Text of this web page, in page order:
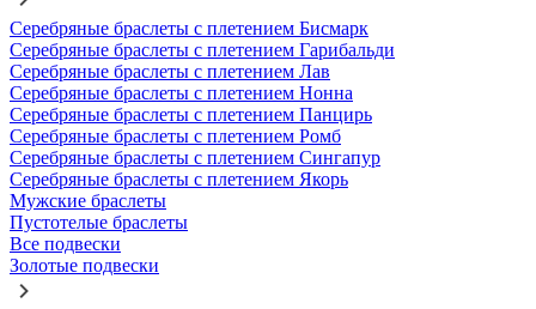
Серебряные браслеты с плетением Бисмарк
Серебряные браслеты с плетением Гарибальди
Серебряные браслеты с плетением Лав
Серебряные браслеты с плетением Нонна
Серебряные браслеты с плетением Панцирь
Серебряные браслеты с плетением Ромб
Серебряные браслеты с плетением Сингапур
Серебряные браслеты с плетением Якорь
Мужские браслеты
Пустотелые браслеты
Все подвески
Золотые подвески